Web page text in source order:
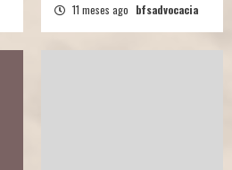
11 meses ago bfsadvocacia